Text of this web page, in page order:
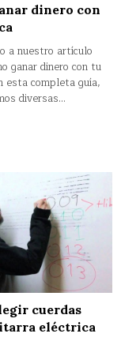
dinero con
a nuestro artículo
ganar dinero con tu
esta completa guía,
diversas…
cuerdas
eléctrica